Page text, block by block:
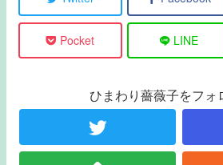
Pocket LINE
ひまわり薔薇子をフォ